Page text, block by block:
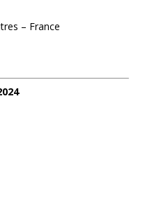
– France